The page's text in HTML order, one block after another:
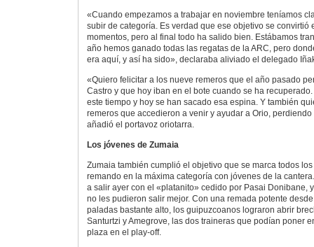
«Cuando empezamos a trabajar en noviembre teníamos
subir de categoría. Es verdad que ese objetivo se convirtió
momentos, pero al final todo ha salido bien. Estábamos
año hemos ganado todas las regatas de la ARC, pero
era aquí, y así ha sido», declaraba aliviado el delegado
«Quiero felicitar a los nueve remeros que el año pasado
Castro y que hoy iban en el bote cuando se ha
este tiempo y hoy se han sacado esa espina. Y también
remeros que accedieron a venir y ayudar a Orio,
añadió el portavoz oriotarra.
Los jóvenes de Zumaia
Zumaia también cumplió el objetivo que se marca todos
remando en la máxima categoría con jóvenes de la
a salir ayer con el «platanito» cedido por Pasai Donibane,
no les pudieron salir mejor. Con una remada potente
paladas bastante alto, los guipuzcoanos lograron abrir
Santurtzi y Amegrove, las dos traineras que podían poner
plaza en el play-off.